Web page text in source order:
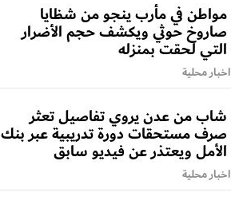
مواطن في مأرب ينجو من شظايا
صاروخ حوثي ويكشف حجم الأضرار
التي لحقت بمنزله
اخبار محلية
شاب من عدن يروي تفاصيل تعثر
صرف مستحقات دورة تدريبية عبر بنك
الأمل ويعتذر عن فيديو سابق
اخبار محلية